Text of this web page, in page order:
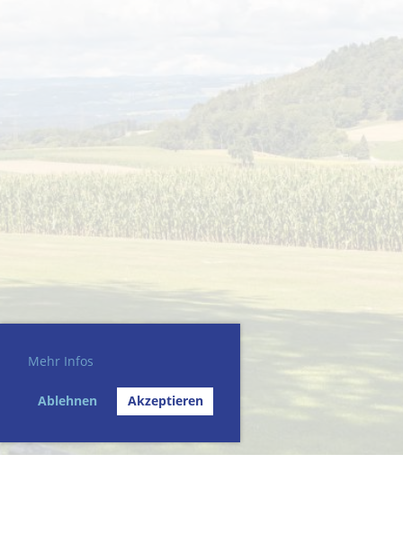
Mehr Infos
Ablehnen Akzeptieren